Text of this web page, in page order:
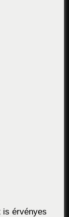
is érvényes